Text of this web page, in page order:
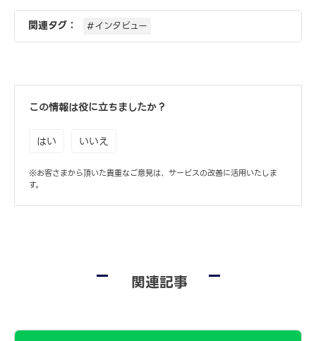
関連タグ： #インタビュー
この情報は役に立ちましたか？
はい いいえ
※お客さまから頂いた貴重なご意見は、サービスの改善に活用いたしま
す。
関連記事